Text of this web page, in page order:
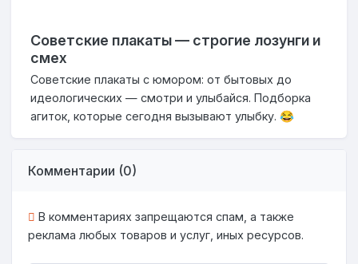
Советские плакаты — строгие лозунги и
смех
Советские плакаты с юмором: от бытовых до
идеологических — смотри и улыбайся. Подборка
агиток, которые сегодня вызывают улыбку. 😂
Комментарии (0)
В комментариях запрещаются спам, а также
реклама любых товаров и услуг, иных ресурсов.